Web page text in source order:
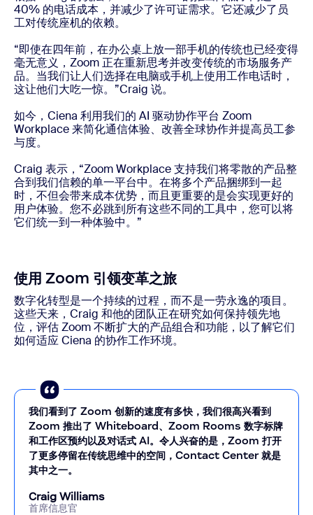
40% 的电话成本，并减少了许可证需求。它还减少了员
工对传统座机的依赖。
“即使在四年前，在办公桌上放一部手机的传统也已经变得
毫无意义，Zoom 正在重新思考并改变传统的市场服务产
品。当我们让人们选择在电脑或手机上使用工作电话时，
这让他们大吃一惊。”Craig 说。
如今，Ciena 利用我们的 AI 驱动协作平台 Zoom
Workplace 来简化通信体验、改善全球协作并提高员工参
与度。
Craig 表示，“Zoom Workplace 支持我们将零散的产品整
合到我们信赖的单一平台中。在将多个产品捆绑到一起
时，不但会带来成本优势，而且更重要的是会实现更好的
用户体验。您不必跳到所有这些不同的工具中，您可以将
它们统一到一种体验中。”
使用 Zoom 引领变革之旅
数字化转型是一个持续的过程，而不是一劳永逸的项目。
这些天来，Craig 和他的团队正在研究如何保持领先地
位，评估 Zoom 不断扩大的产品组合和功能，以了解它们
如何适应 Ciena 的协作工作环境。
我们看到了 Zoom 创新的速度有多快，我们很高兴看到
Zoom 推出了 Whiteboard、Zoom Rooms 数字标牌
和工作区预约以及对话式 AI。令人兴奋的是，Zoom 打开
了更多停留在传统思维中的空间，Contact Center 就是
其中之一。
Craig Williams
首席信息官